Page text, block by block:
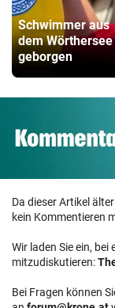
Schwimmer aus
dem Wörthersee
geborgen
Da dieser Artikel
kein Kommentieren
Wir laden Sie ein,
mitzudiskutieren:
Bei Fragen können